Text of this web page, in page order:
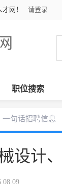
网！ 请登录
职位搜索
一句话招聘信息
设计